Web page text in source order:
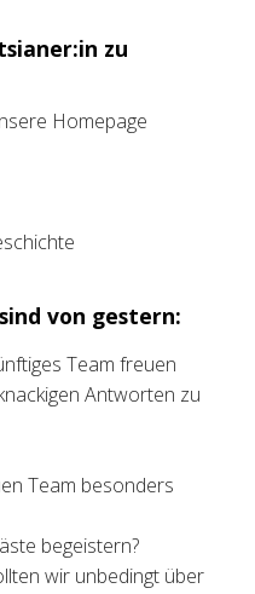
zu
Homepage
von gestern:
Team freuen
Antworten zu
Team besonders
begeistern?
wir unbedingt über